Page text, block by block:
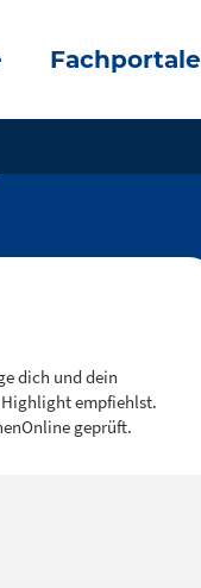
Fachportale
dich und dein
Highlight empfiehlst.
geprüft.